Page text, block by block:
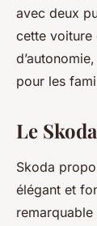
avec deux
cette voiture
pour les
Le
Skoda
élégant et